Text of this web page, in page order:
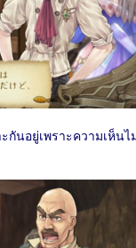
กันอยู่เพราะความเห็นไ